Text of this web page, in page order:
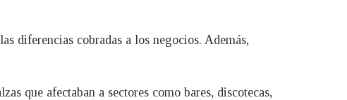
diferencias cobradas a los negocios. Además,
que afectaban a sectores como bares, discotecas,